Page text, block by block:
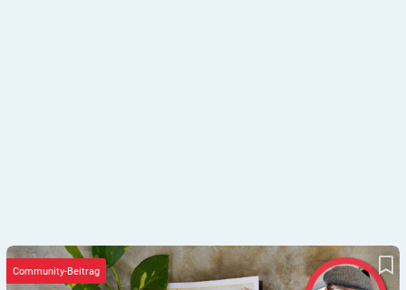
Die Kunst des Krieges: Kenne den Diabetes und dich selbst!
Community-Beitrag